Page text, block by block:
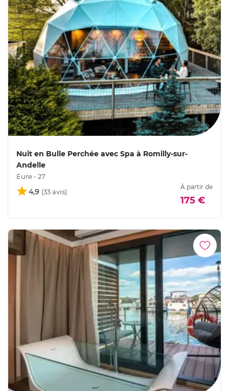
Nuit en Bulle Perchée avec Spa à Romilly-sur-
Andelle
Eure - 27
4,9
À partir de
175 €